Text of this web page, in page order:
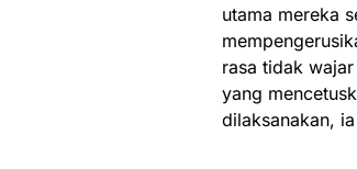
utama mereka
rasa tidak
yang
dilaksanakan,